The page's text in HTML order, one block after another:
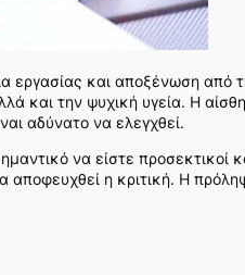
και αποξένωση από
και την ψυχική υγεία. Η
αδύνατο να ελεγχθεί.
να είστε προσεκτικοί
η κριτική. Η